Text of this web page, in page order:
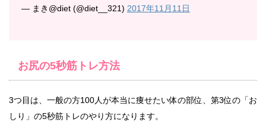
— まき@diet (@diet__321) 2017年11月11日
お尻の5秒筋トレ方法
3つ目は、一般の方100人が本当に痩せたい体の部位、第3位の「お
しり」の5秒筋トレのやり方になります。